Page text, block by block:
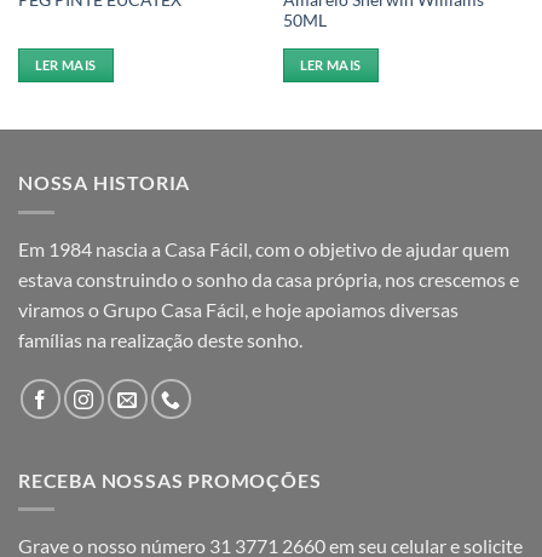
LER MAIS
50ML
LER MAIS
NOSSA HISTORIA
Em 1984 nascia a Casa Fácil, com o objetivo de ajudar quem
estava construindo o sonho da casa própria, nos crescemos e
viramos o Grupo Casa Fácil, e hoje apoiamos diversas
famílias na realização deste sonho.
RECEBA NOSSAS PROMOÇÕES
Grave o nosso número 31 3771 2660 em seu celular e solicite